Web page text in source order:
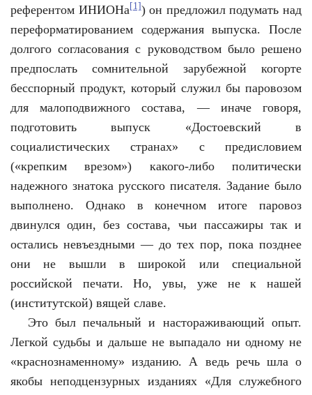
референтом ИНИОНа[1]) он предложил подумать над
переформатированием содержания выпуска. После
долгого согласования с руководством было решено
предпослать сомнительной зарубежной когорте
бесспорный продукт, который служил бы паровозом
для малоподвижного состава, — иначе говоря,
подготовить выпуск «Достоевский в
социалистических странах» с предисловием
(«крепким врезом») какого-либо политически
надежного знатока русского писателя. Задание было
выполнено. Однако в конечном итоге паровоз
двинулся один, без состава, чьи пассажиры так и
остались невъездными — до тех пор, пока позднее
они не вышли в широкой или специальной
российской печати. Но, увы, уже не к нашей
(институтской) вящей славе.
Это был печальный и настораживающий опыт.
Легкой судьбы и дальше не выпадало ни одному не
«краснознаменному» изданию. А ведь речь шла о
якобы неподцензурных изданиях «Для служебного